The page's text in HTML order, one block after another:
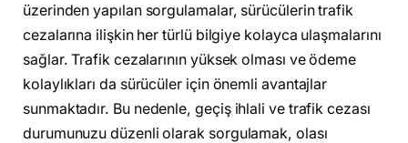
üzerinden yapılan sorgulamalar, sürücülerin trafik
cezalarına ilişkin her türlü bilgiye kolayca ulaşmalarını
sağlar. Trafik cezalarının yüksek olması ve ödeme
kolaylıkları da sürücüler için önemli avantajlar
sunmaktadır. Bu nedenle, geçiş ihlali ve trafik cezası
durumunuzu düzenli olarak sorgulamak, olası